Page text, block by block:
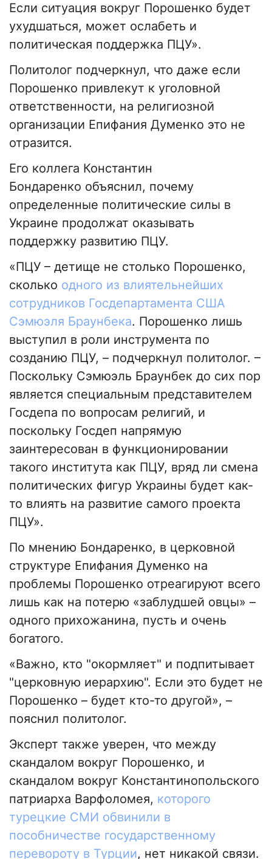
Если ситуация вокруг Порошенко будет
ухудшаться, может ослабеть и
политическая поддержка ПЦУ».
Политолог подчеркнул, что даже если
Порошенко привлекут к уголовной
ответственности, на религиозной
организации Епифания Думенко это не
отразится.
Его коллега Константин
Бондаренко объяснил, почему
определенные политические силы в
Украине продолжат оказывать
поддержку развитию ПЦУ.
«ПЦУ – детище не столько Порошенко,
сколько одного из влиятельнейших
сотрудников Госдепартамента США
Сэмюэля Браунбека. Порошенко лишь
выступил в роли инструмента по
созданию ПЦУ, – подчеркнул политолог. –
Поскольку Сэмюэль Браунбек до сих пор
является специальным представителем
Госдепа по вопросам религий, и
поскольку Госдеп напрямую
заинтересован в функционировании
такого института как ПЦУ, вряд ли смена
политических фигур Украины будет как-
то влиять на развитие самого проекта
ПЦУ».
По мнению Бондаренко, в церковной
структуре Епифания Думенко на
проблемы Порошенко отреагируют всего
лишь как на потерю «заблудшей овцы» –
одного прихожанина, пусть и очень
богатого.
«Важно, кто "окормляет" и подпитывает
"церковную иерархию". Если это будет не
Порошенко – будет кто-то другой», –
пояснил политолог.
Эксперт также уверен, что между
скандалом вокруг Порошенко, и
скандалом вокруг Константинопольского
патриарха Варфоломея, которого
турецкие СМИ обвинили в
пособничестве государственному
перевороту в Турции, нет никакой связи.